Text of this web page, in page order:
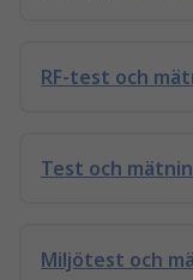
RF-test och
Test och
Miljötest och